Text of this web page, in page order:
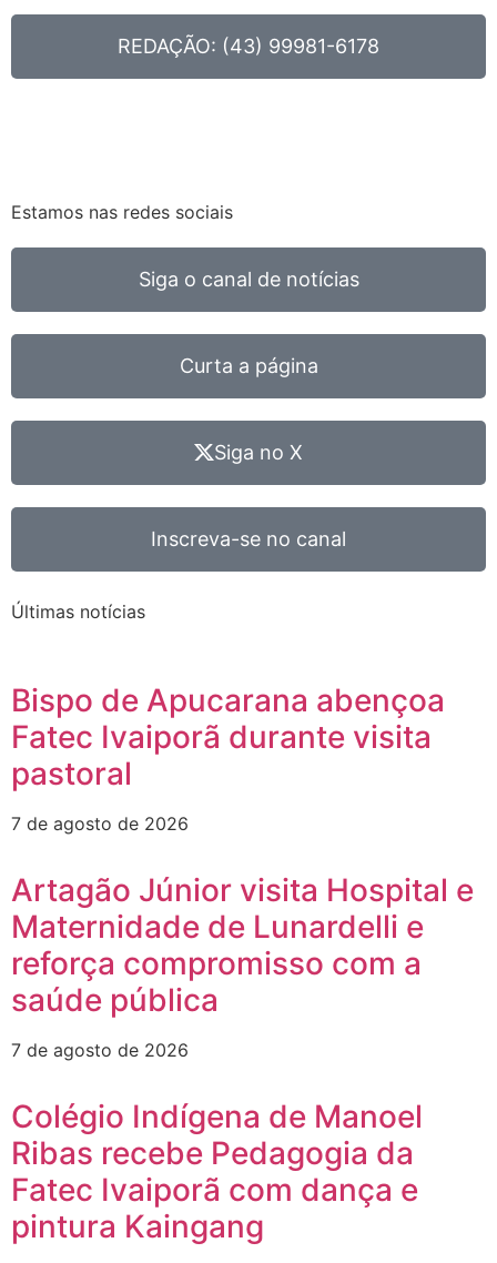
REDAÇÃO: (43) 99981-6178
Estamos nas redes sociais
Siga o canal de notícias
Curta a página
Siga no X
Inscreva-se no canal
Últimas notícias
Bispo de Apucarana abençoa
Fatec Ivaiporã durante visita
pastoral
7 de agosto de 2026
Artagão Júnior visita Hospital e
Maternidade de Lunardelli e
reforça compromisso com a
saúde pública
7 de agosto de 2026
Colégio Indígena de Manoel
Ribas recebe Pedagogia da
Fatec Ivaiporã com dança e
pintura Kaingang